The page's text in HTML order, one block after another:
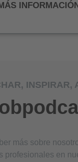
INSPIRAR,
más sobre
profesionales en